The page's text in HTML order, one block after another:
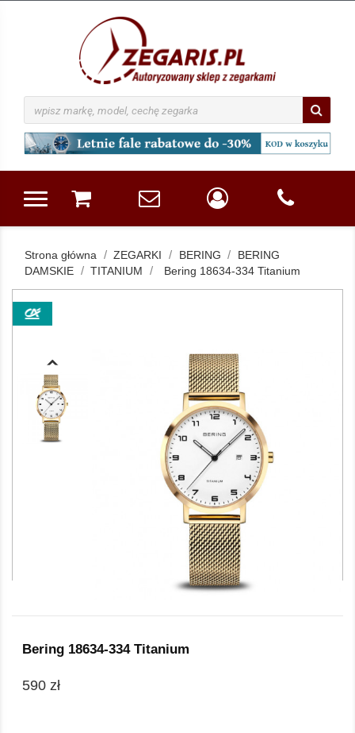
Strona główna ZEGARKI BERING
BERING
DAMSKIE
TITANIUM Bering 18634-334 Titanium
Bering 18634-334 Titanium
590 zł